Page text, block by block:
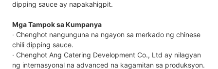
dipping sauce ay napakahigpit.
Mga Tampok sa Kumpanya
· Chenghot nangunguna na ngayon sa merkado ng chinese
chili dipping sauce.
· Chenghot Ang Catering Development Co., Ltd ay nilagyan
ng internasyonal na advanced na kagamitan sa produksyon.